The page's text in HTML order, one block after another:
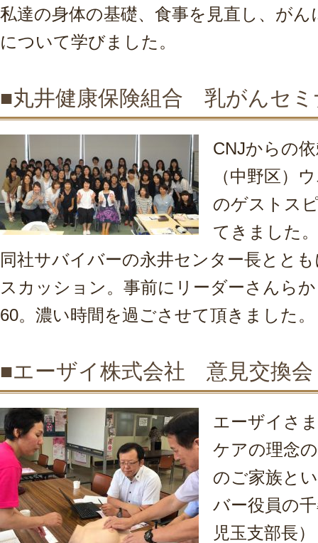
私達の身体の基礎、食事を見直し、が
について学びました。
■丸井健康保険組合 乳がんセミ
CNJからの
（中野区）
のゲストス
てきました。
同社サバイバーの永井センター長とと
スカッション。事前にリーダーさんら
60。濃い時間を過ごさせて頂きました。
■エーザイ株式会社 意見交換会
エーザイさ
ケアの理念
のご家族と
バー役員の
児玉支部長